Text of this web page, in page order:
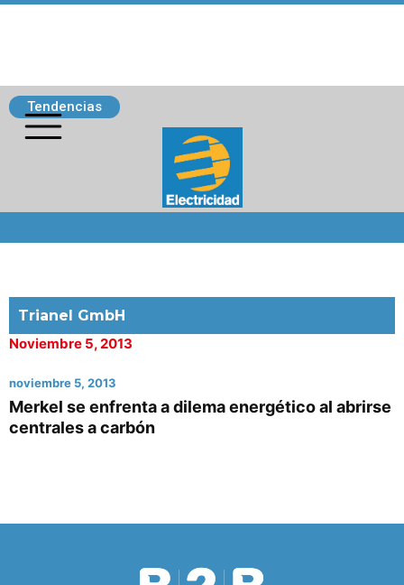
Tendencias
Trianel GmbH
Noviembre 5, 2013
noviembre 5, 2013
Merkel se enfrenta a dilema energético al abrirse
centrales a carbón